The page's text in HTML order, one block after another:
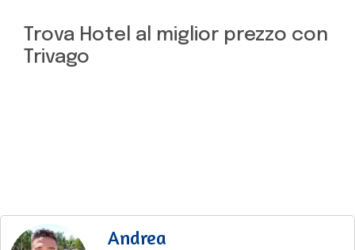
Trova Hotel al miglior prezzo con
Trivago
Andrea